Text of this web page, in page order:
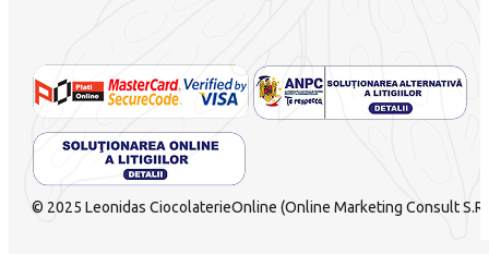
© 2025 Leonidas CiocolaterieOnline (Online Marketing Consult